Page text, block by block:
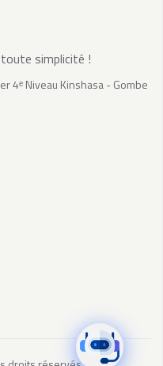
simplicité !
4ᵉ Niveau Kinshasa - Gombe